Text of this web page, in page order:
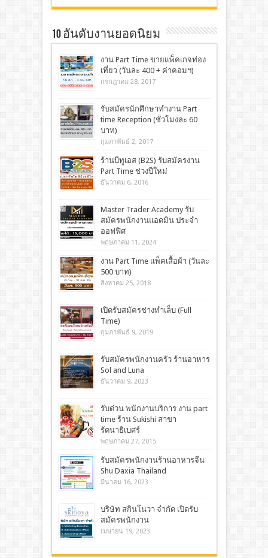
10 อันดับงานยอดนิยม
งาน Part Time ขายแพ็คเกจท่อง
เที่ยว (วันละ 400 + ค่าคอมฯ)
กรกฎาคม 28, 2017
รับสมัครนักศึกษาทำงาน Part
time Reception (ชั่วโมงละ 60
บาท)
กุมภาพันธ์ 2, 2017
ร้านบีทูเอส (B2S) รับสมัครงาน
Part Time ช่วงปีใหม่
ธันวาคม 6, 2016
Master Trader Academy รับ
สมัครพนักงานแอดมิน ประจำ
ออฟฟิศ
พฤษภาคม 11, 2024
งาน Part Time แพ็คเสื้อผ้า (วันละ
500 บาท)
สิงหาคม 25, 2018
เปิดรับสมัครช่างทำเล็บ (Full
Time)
กุมภาพันธ์ 9, 2019
รับสมัครพนักงานครัว ร้านอาหาร
Sol and Luna
ธันวาคม 9, 2023
รับด่วน พนักงานบริการ งาน part
time ร้าน Sukishi สาขา
รัตนาธิเบศร์
พฤษภาคม 27, 2015
รับสมัครพนักงานร้านอาหารจีน
Shu Daxia Thailand
มีนาคม 16, 2023
บริษัท สกินโนวา จำกัด เปิดรับ
สมัครพนักงาน
เมษายน 19, 2023